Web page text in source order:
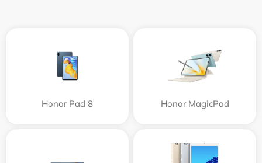
Honor Pad 8 Honor MagicPad